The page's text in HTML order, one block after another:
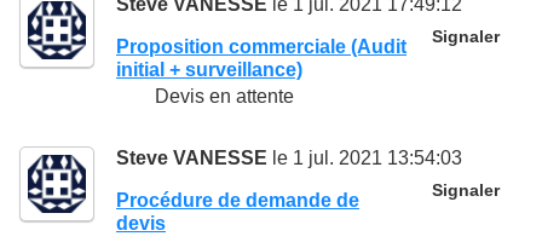
Signaler
Proposition commerciale (Audit
initial + surveillance)
Devis en attente
Steve VANESSE le 1 jul. 2021 13:54:03
Signaler
Procédure de demande de
devis